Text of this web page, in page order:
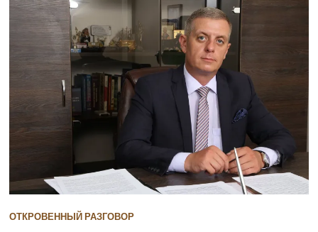
ОТКРОВЕННЫЙ РАЗГОВОР